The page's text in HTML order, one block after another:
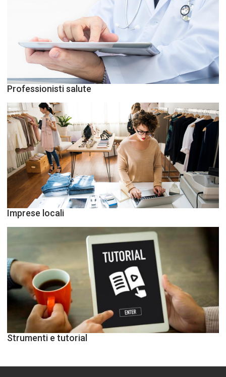
Professionisti salute
Imprese locali
Strumenti e tutorial